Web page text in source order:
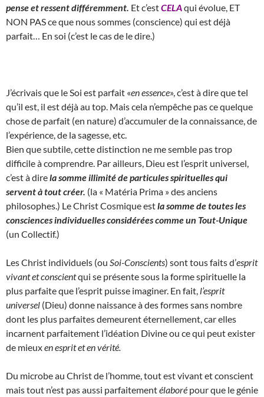
pense et ressent différemment. Et c’estCELAqui évolue, ET
NON PAS ce que nous sommes (conscience) qui est déjà
parfait… En soi (c’est le cas de le dire.)
J’écrivais que le Soi est parfait «en essence», c’est à dire que tel
qu’il est, il est déjà au top. Mais cela n’empêche pas ce quelque
chose de parfait (en nature) d’accumuler de la connaissance, de
l’expérience, de la sagesse, etc.
Bien que subtile, cette distinction ne me semble pas trop
difficile à comprendre. Par ailleurs, Dieu est l’esprit universel,
c’est à direla somme illimité de particules spirituelles qui
servent à tout créer. (la « Matéria Prima » des anciens
philosophes.) Le Christ Cosmique estla somme de toutes les
consciences individuelles considérées comme un Tout-Unique
(un Collectif.)
Les Christ individuels (ou Soi-Conscients) sont tous faits d’esprit
vivant et conscientqui se présente sous la forme spirituelle la
plus parfaite que l’esprit puisse imaginer. En fait, l’esprit
universel (Dieu) donne naissance à des formes sans nombre
dont les plus parfaites demeurent éternellement, car elles
incarnent parfaitement l’idéation Divine ou ce qui peut exister
de mieuxen esprit et en vérité.
Du microbe au Christ de l’homme, tout est vivant et conscient
mais tout n’est pas aussi parfaitementélaboré pour que le génie